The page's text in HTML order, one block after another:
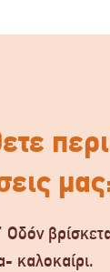
Οδόν
καλοκαίρι.